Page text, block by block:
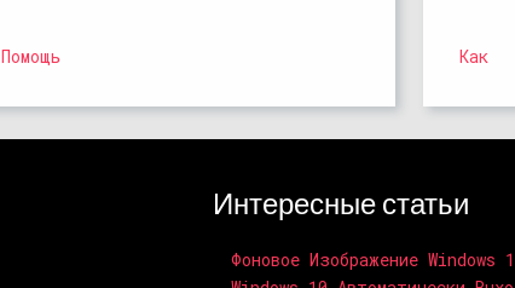
Помощь Как
Интересные статьи
Фоновое Изображение Windows